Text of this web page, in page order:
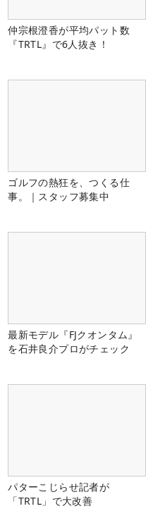
仲宗根澄香が平均パット数
『TRTL』で6人抜き！
ゴルフの熱狂を、つくる仕
事。｜スタッフ募集中
最新モデル『FJクオンタム』
を石井良介プロがチェック
パターこじらせ記者が
「TRTL」で大改善